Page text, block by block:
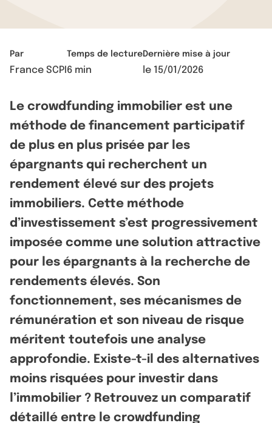
Par
France SCPI
Temps de lecture
6 min
Dernière mise à jour
le 15/01/2026
Le crowdfunding immobilier est une
méthode de financement participatif
de plus en plus prisée par les
épargnants qui recherchent un
rendement élevé sur des projets
immobiliers. Cette méthode
d’investissement s’est progressivement
imposée comme une solution attractive
pour les épargnants à la recherche de
rendements élevés. Son
fonctionnement, ses mécanismes de
rémunération et son niveau de risque
méritent toutefois une analyse
approfondie. Existe-t-il des alternatives
moins risquées pour investir dans
l’immobilier ? Retrouvez un comparatif
détaillé entre le crowdfunding